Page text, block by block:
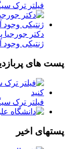
فیلتر ترک
دکتر جورجیا
ژنتیکی وجود
پست های
فیلتر ترک
پستهای اخیر